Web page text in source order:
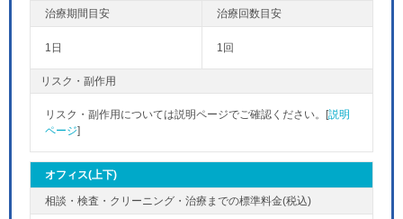
1日 1回
リスク・副作用
リスク・副作用については説明ページでご確認ください。[説明
ページ]
オフィス(上下)